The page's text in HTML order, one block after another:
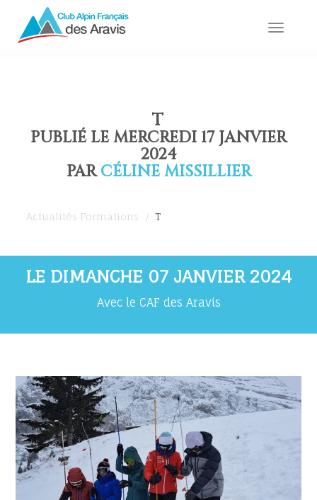
Toggle
T
PUBLIÉ LE MERCREDI 17 JANVIER
2024
PARCÉLINE MISSILLIER
Actualités Formations T
LE DIMANCHE 07 JANVIER 2024
Avec le CAF des Aravis